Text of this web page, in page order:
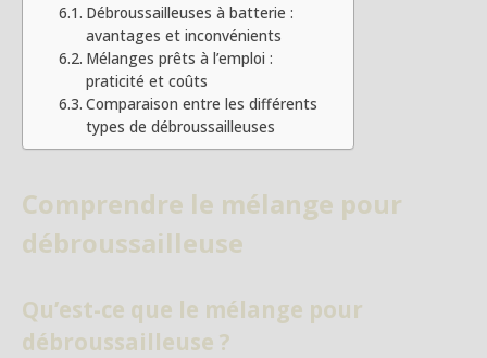
Débroussailleuses à batterie :
avantages et inconvénients
Mélanges prêts à l’emploi :
praticité et coûts
Comparaison entre les différents
types de débroussailleuses
Comprendre le mélange pour
débroussailleuse
Qu’est-ce que le mélange pour
débroussailleuse ?